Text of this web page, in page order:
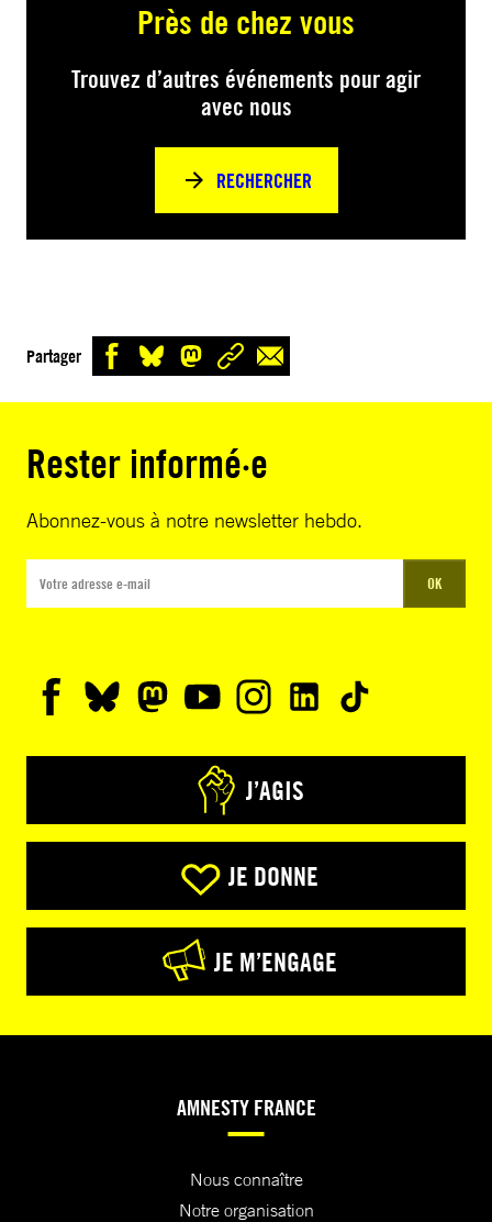
Près de chez vous
Trouvez d’autres événements pour agir
avec nous
RECHERCHER
Partager
Rester informé·e
Abonnez-vous à notre newsletter hebdo.
OK
J’AGIS
JE DONNE
JE M’ENGAGE
AMNESTY FRANCE
Nous connaître
Notre organisation